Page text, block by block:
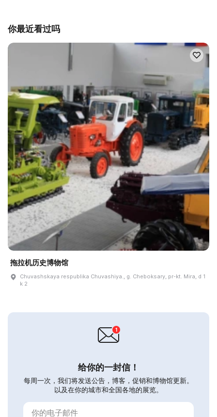
你最近看过吗
拖拉机历史博物馆
Chuvashskaya respublika Chuvashiya., g. Cheboksary, pr-kt. Mira, d 1
k 2
给你的一封信！
每周一次，我们将发送公告，博客，促销和博物馆更新。
以及在你的城市和全国各地的展览。